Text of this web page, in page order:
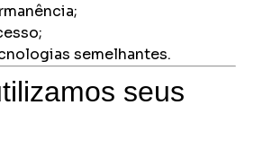
semelhantes.
seus